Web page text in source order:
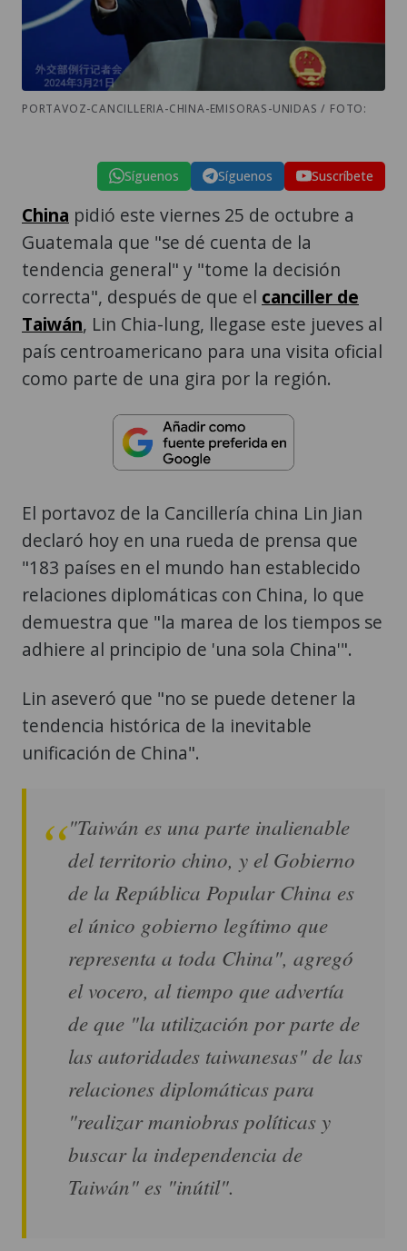
PORTAVOZ-CANCILLERIA-CHINA-EMISORAS-UNIDAS / FOTO:
Síguenos Síguenos Suscríbete
China pidió este viernes 25 de octubre a
Guatemala que "se dé cuenta de la
tendencia general" y "tome la decisión
correcta", después de que el canciller de
Taiwán, Lin Chia-lung, llegase este jueves al
país centroamericano para una visita oficial
como parte de una gira por la región.
El portavoz de la Cancillería china Lin Jian
declaró hoy en una rueda de prensa que
"183 países en el mundo han establecido
relaciones diplomáticas con China, lo que
demuestra que "la marea de los tiempos se
adhiere al principio de 'una sola China'".
Lin aseveró que "no se puede detener la
tendencia histórica de la inevitable
unificación de China".
"Taiwán es una parte inalienable
del territorio chino, y el Gobierno
de la República Popular China es
el único gobierno legítimo que
representa a toda China", agregó
el vocero, al tiempo que advertía
de que "la utilización por parte de
las autoridades taiwanesas" de las
relaciones diplomáticas para
"realizar maniobras políticas y
buscar la independencia de
Taiwán" es "inútil".